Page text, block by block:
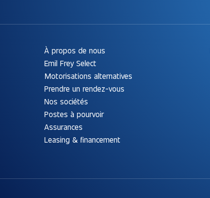
À propos de nous
Emil Frey Select
Motorisations alternatives
Prendre un rendez-vous
Nos sociétés
Postes à pourvoir
Assurances
Leasing & financement